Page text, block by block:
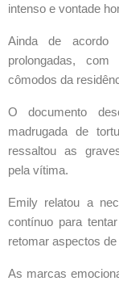
intenso e vontade
Ainda de acordo
prolongadas,
cômodos da
O documento
madrugada de
ressaltou as
pela vítima.
Emily relatou a
contínuo para
retomar aspectos
As marcas